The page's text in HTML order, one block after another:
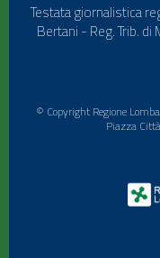
Testata giornalistica
Bertani - Reg. Trib.
© Copyright Regione
Piazza